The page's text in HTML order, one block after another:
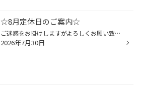
☆8月定休日のご案内☆
ご迷惑をお掛けしますがよろしくお願い致しますm(_ _)m
2026年7月30日